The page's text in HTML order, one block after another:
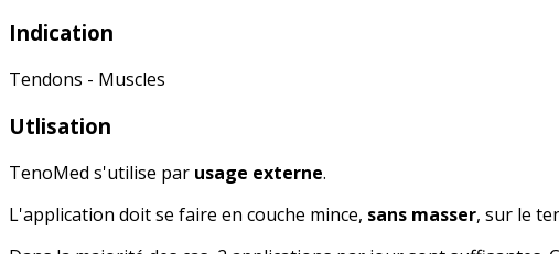
Indication
Tendons - Muscles
Utlisation
TenoMed s'utilise par usage externe.
L'application doit se faire en couche mince, sans masser, sur le